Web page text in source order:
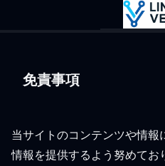
免責事項
当サイトのコンテンツや情
情報を提供するよう努めてお